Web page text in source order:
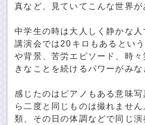
真など、見ていてこんな世界が
中学生の時は大人しく静かな
講演会では20キロもあるとい
や背景、苦労エピソード、時
きなことを続けるパワーがみな
感じたのはピアノもある意味
ら二度と同じものは撮れませ
類、その日の体調などで同じ